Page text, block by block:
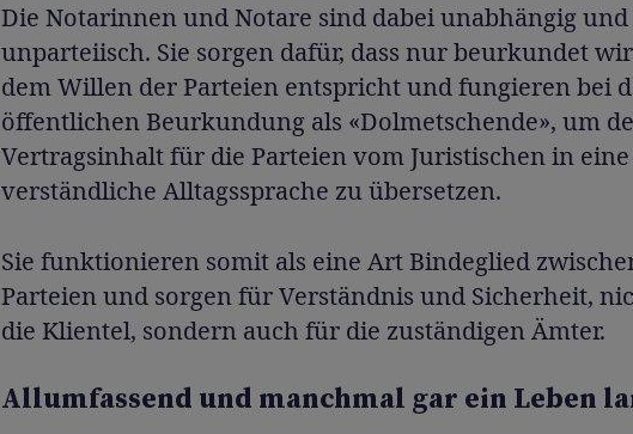
Die Notarinnen und Notare sind dabei unabhängig und
unparteiisch. Sie sorgen dafür, dass nur beurkundet
dem Willen der Parteien entspricht und fungieren bei
öffentlichen Beurkundung als «Dolmetschende», um
Vertragsinhalt für die Parteien vom Juristischen in
verständliche Alltagssprache zu übersetzen.
Sie funktionieren somit als eine Art Bindeglied
Parteien und sorgen für Verständnis und Sicherheit,
die Klientel, sondern auch für die zuständigen Ämter.
Allumfassend und manchmal gar ein Leben